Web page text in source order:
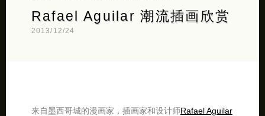
Rafael Aguilar 潮流插画欣赏
2013/12/24
来自墨西哥城的漫画家，插画家和设计师Rafael Aguilar